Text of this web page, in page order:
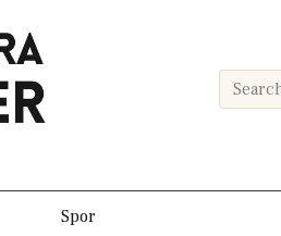
Spor